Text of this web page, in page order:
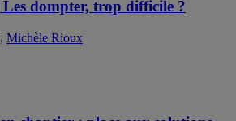
Les dompter, trop difficile ?
Michèle Rioux